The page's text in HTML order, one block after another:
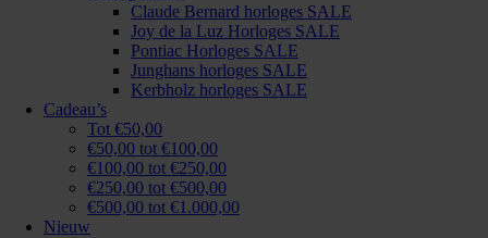
Claude Bernard horloges SALE
Joy de la Luz Horloges SALE
Pontiac Horloges SALE
Junghans horloges SALE
Kerbholz horloges SALE
Cadeau’s
Tot €50,00
€50,00 tot €100,00
€100,00 tot €250,00
€250,00 tot €500,00
€500,00 tot €1.000,00
Nieuw